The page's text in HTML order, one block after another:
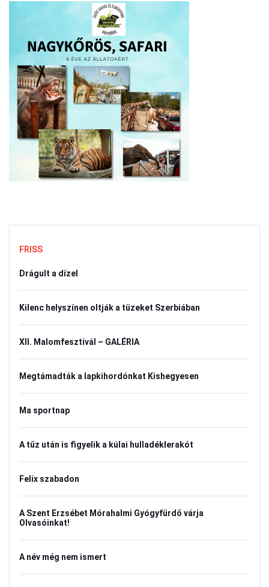
FRISS
Drágult a dízel
Kilenc helyszínen oltják a tüzeket Szerbiában
XII. Malomfesztivál – GALÉRIA
Megtámadták a lapkihordónkat Kishegyesen
Ma sportnap
A tűz után is figyelik a kúlai hulladéklerakót
Felix szabadon
A Szent Erzsébet Mórahalmi Gyógyfürdő várja
Olvasóinkat!
A név még nem ismert